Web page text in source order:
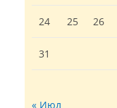
24 25 26
31
« Июл